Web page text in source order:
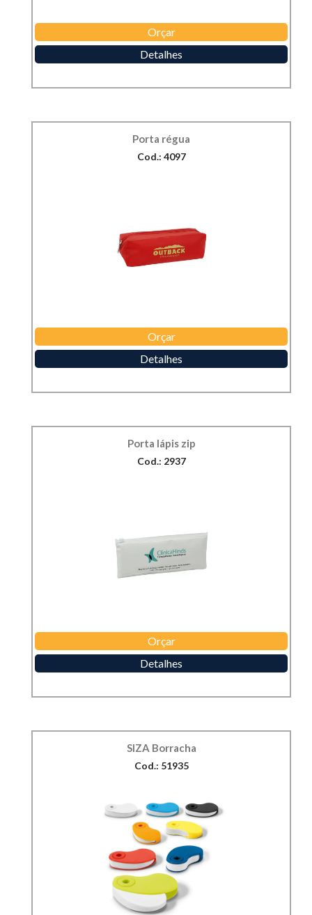
Orçar
Detalhes
Porta régua
Cod.: 4097
Orçar
Detalhes
Porta lápis zip
Cod.: 2937
Orçar
Detalhes
SIZA Borracha
Cod.: 51935